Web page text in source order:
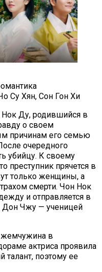
Су Хян, Сон Гон Хи
Ду, родившийся в
о своем
причинам его семью
очередного
убийцу. К своему
преступник прячется в
только женщины, а
смерти. Чон Нок
и отправляется в
Дон Чжу — ученицей
жемчужина в
актриса проявила
талант, поэтому ее